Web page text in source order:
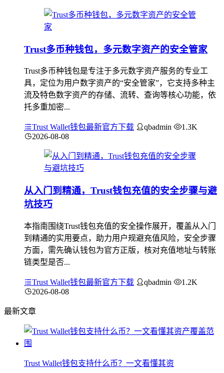
Trust多币种钱包，多元数字资产的安全管家
Trust多币种钱包是专注于多元数字资产服务的专业工
具，定位为用户数字资产的“安全管家”，它支持多种主
流及特色数字资产的存储、流转、查询等核心功能，依
托多重加密...
Trust Wallet钱包最新官方下载 qbadmin
1.3K
2026-08-08
从入门到精通，Trust钱包充值的安全步骤与避
坑技巧
本指南围绕Trust钱包充值的安全操作展开，覆盖从入门
到精通的实用要点，助力用户规避充值风险，安全步骤
方面，需先确认钱包为官方正版，核对充值地址与转账
链类型是否...
Trust Wallet钱包最新官方下载 qbadmin
1.2K
2026-08-08
最新文章
Trust Wallet钱包支持什么币？一文看懂其资